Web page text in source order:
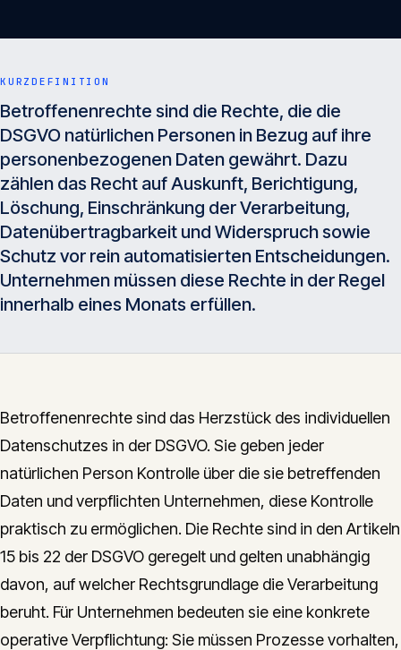
Insights
Glossar 06
Kontakt 07
English Deutsch
info@innopulse.io+41 79 508 28 06
Gotthardstrasse 30, 6300 Zug
KURZDEFINITION
Betroffenenrechte sind die Rechte, die die
DSGVO natürlichen Personen in Bezug auf ihre
personenbezogenen Daten gewährt. Dazu
zählen das Recht auf Auskunft, Berichtigung,
Löschung, Einschränkung der Verarbeitung,
Datenübertragbarkeit und Widerspruch sowie
Schutz vor rein automatisierten Entscheidungen.
Unternehmen müssen diese Rechte in der Regel
innerhalb eines Monats erfüllen.
Betroffenenrechte sind das Herzstück des individuellen
Datenschutzes in der DSGVO. Sie geben jeder
natürlichen Person Kontrolle über die sie betreffenden
Daten und verpflichten Unternehmen, diese Kontrolle
praktisch zu ermöglichen. Die Rechte sind in den Artikeln
15 bis 22 der DSGVO geregelt und gelten unabhängig
davon, auf welcher Rechtsgrundlage die Verarbeitung
beruht. Für Unternehmen bedeuten sie eine konkrete
operative Verpflichtung: Sie müssen Prozesse vorhalten,